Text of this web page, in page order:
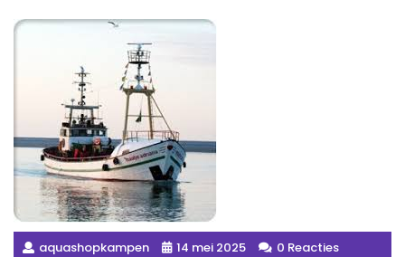
aquashopkampen 14 mei 2025 0 Reacties